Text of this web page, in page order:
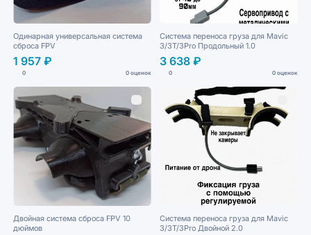
Одинарная универсальная система
сброса FPV
1 957 ₽
0 0 оценок
Система переноса груза для Mavic
3/3T/3Pro Продольный 1.0
3 638 ₽
0 0 оценок
Двойная система сброса FPV 10
дюймов
Система переноса груза для Mavic
3/3T/3Pro Двойной 2.0